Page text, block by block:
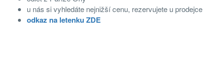
u nás si vyhledáte nejnižší cenu, rezervujete u prodejce
odkaz na letenku ZDE